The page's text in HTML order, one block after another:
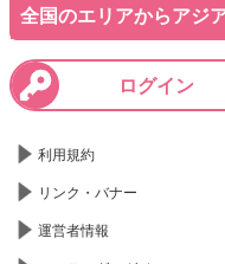
全国のエリアからアジ
ログイン
利用規約
リンク・バナー
運営者情報